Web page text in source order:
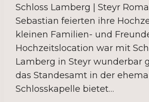
Schloss Lamberg | Steyr
Sebastian feierten ihre
kleinen Familien- und
Hochzeitslocation war mit
Lamberg in Steyr wunderbar
das Standesamt in der
Schlosskapelle bietet…